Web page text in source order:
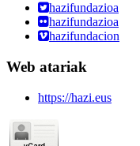
hazifundazioa
hazifundazioa
hazifundacion
Web atariak
https://hazi.eus